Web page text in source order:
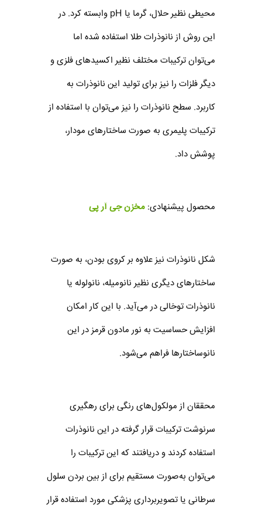
محیطی نظیر حلال، گرما یا pH وابسته کرد. در
این روش از نانوذرات طلا استفاده شده اما
می‌توان ترکیبات مختلف نظیر اکسیدهای فلزی و
دیگر فلزات را نیز برای تولید این نانوذرات به
کاربرد. سطح نانوذرات را نیز می‌توان با استفاده از
ترکیبات پلیمری به صورت ساختارهای مودار،
پوشش داد.
محصول پیشنهادی: مخزن جی آر پی
شکل نانوذرات نیز علاوه بر کروی بودن، به صورت
ساختارهای دیگری نظیر نانومیله، نانولوله یا
نانوذرات توخالی در می‌آید. با این کار امکان
افزایش حساسیت به نور مادون قرمز در این
نانوساختارها فراهم می‌شود.
محققان از مولکول‌های رنگی برای رهگیری
سرنوشت ترکیبات قرار گرفته در این نانوذرات
استفاده کردند و دریافتند که این ترکیبات را
می‌توان به‌صورت مستقیم برای از بین بردن سلول
سرطانی یا تصویربرداری پزشکی مورد استفاده قرار